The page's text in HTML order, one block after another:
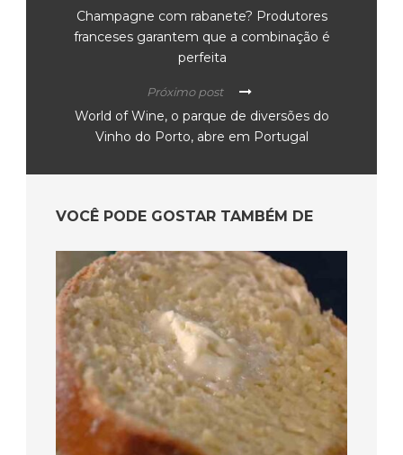
Champagne com rabanete? Produtores
franceses garantem que a combinação é
perfeita
Próximo post
World of Wine, o parque de diversões do
Vinho do Porto, abre em Portugal
VOCÊ PODE GOSTAR TAMBÉM DE